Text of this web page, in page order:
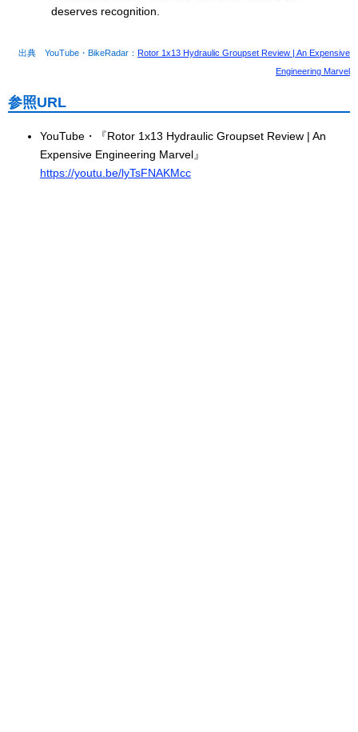
deserves recognition.
出典 YouTube・BikeRadar： Rotor 1x13 Hydraulic Groupset Review | An Expensive
Engineering Marvel
参照URL
YouTube・『Rotor 1x13 Hydraulic Groupset Review | An
Expensive Engineering Marvel』
https://youtu.be/lyTsFNAKMcc